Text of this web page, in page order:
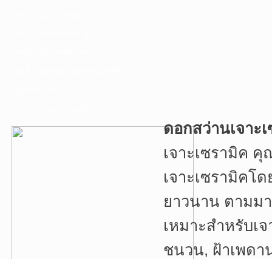
ดอกสว่านเจาะ
เจาะเซรามิค
เจาะเซรามิคโ
ยาวนาน ตามม
เหมาะสำหรับเ
ชนวน, ฝ้าเพดา